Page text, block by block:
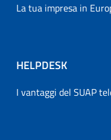
La tua impresa in
HELPDESK
I vantaggi del SUAP